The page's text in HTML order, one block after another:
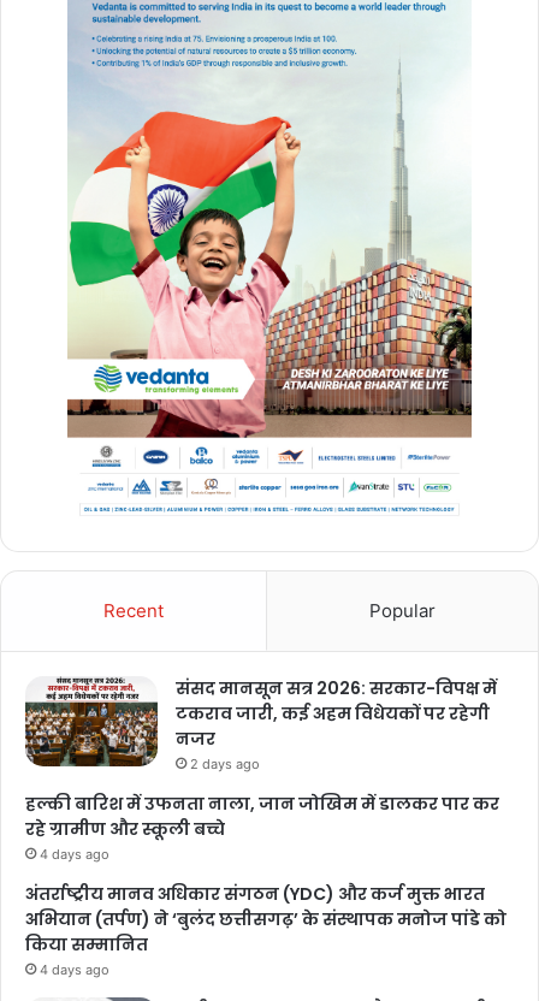
Recent Popular
संसद मानसून सत्र 2026: सरकार-विपक्ष में
टकराव जारी, कई अहम विधेयकों पर रहेगी
नजर
2 days ago
हल्की बारिश में उफनता नाला, जान जोखिम में डालकर पार कर
रहे ग्रामीण और स्कूली बच्चे
4 days ago
अंतर्राष्ट्रीय मानव अधिकार संगठन (YDC) और कर्ज मुक्त भारत
अभियान (तर्पण) ने ‘बुलंद छत्तीसगढ़’ के संस्थापक मनोज पांडे को
किया सम्मानित
4 days ago